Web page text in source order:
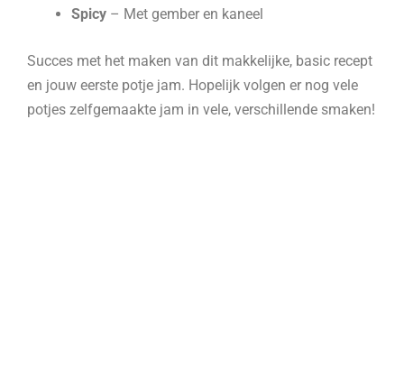
Spicy – Met gember en kaneel
Succes met het maken van dit makkelijke, basic recept
en jouw eerste potje jam. Hopelijk volgen er nog vele
potjes zelfgemaakte jam in vele, verschillende smaken!